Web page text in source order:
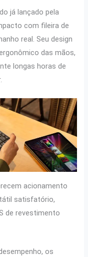
já lançado pela
com fileira de
real. Seu design
das mãos,
longas horas de
acionamento
satisfatório,
de revestimento
os